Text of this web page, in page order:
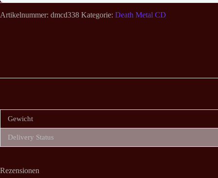
Artikelnummer: dmcd338 Kategorie: Death Metal CD
Gewicht
Delivery Status
Rezensionen